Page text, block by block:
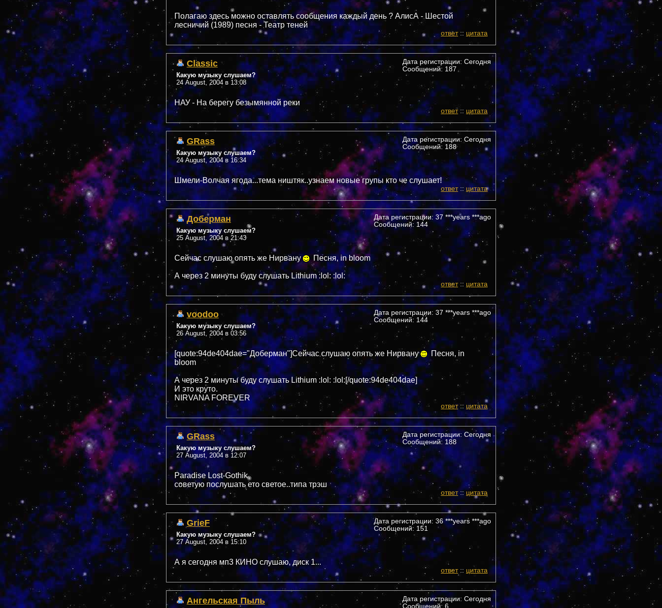
Полагаю здесь можно оставлять сообщения каждый день ? АлисА - Шестой
лесничий (1989) песня - Театр теней
ответ:: цитата
Classic
Какую музыку слушаем?
24 August, 2004 в 13:08
Дата регистрации: Сегодня
Сообщений: 187
НАУ - На берегу безымянной реки
ответ:: цитата
GRass
Какую музыку слушаем?
24 August, 2004 в 16:34
Дата регистрации: Сегодня
Сообщений: 188
Шмели-Волчая ягода...тема ништяк..узнаем новые групы кто че слушает!
ответ:: цитата
Доберман
Какую музыку слушаем?
25 August, 2004 в 21:43
Дата регистрации: 37 ***years ***ago
Сообщений: 144
Сейчас слушаю опять же Нирвану Песня, in bloom
А через 2 минуты буду слушать Lithium :lol: :lol:
ответ:: цитата
voodoo
Какую музыку слушаем?
26 August, 2004 в 03:56
Дата регистрации: 37 ***years ***ago
Сообщений: 144
[quote:94de404dae="Доберман"]Сейчас слушаю опять же Нирвану
Песня, in
bloom
А через 2 минуты буду слушать Lithium :lol: :lol:[/quote:94de404dae]
И это круто.
NIRVANA FOREVER
ответ:: цитата
GRass
Какую музыку слушаем?
27 August, 2004 в 12:07
Дата регистрации: Сегодня
Сообщений: 188
Paradise Lost-Gothik
советую послушать ето светое..типа трэш
ответ:: цитата
GrieF
Какую музыку слушаем?
27 August, 2004 в 15:10
Дата регистрации: 36 ***years ***ago
Сообщений: 151
А я сегодня мп3 КИНО слушаю, диск 1...
ответ:: цитата
Ангельская Пыль
Дата регистрации: Сегодня
Сообщений: 6